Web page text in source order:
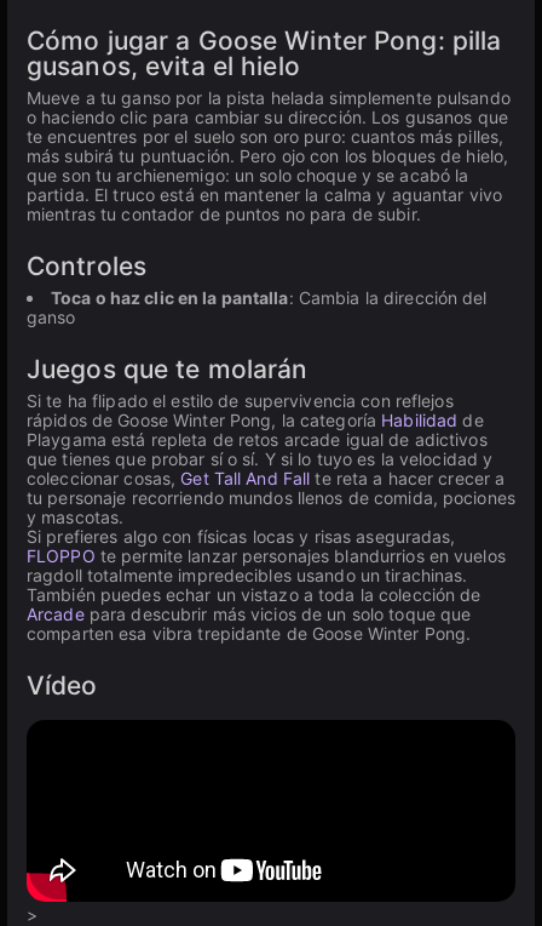
Cómo jugar a Goose Winter Pong: pilla
gusanos, evita el hielo
Mueve a tu ganso por la pista helada simplemente pulsando
o haciendo clic para cambiar su dirección. Los gusanos que
te encuentres por el suelo son oro puro: cuantos más pilles,
más subirá tu puntuación. Pero ojo con los bloques de hielo,
que son tu archienemigo: un solo choque y se acabó la
partida. El truco está en mantener la calma y aguantar vivo
mientras tu contador de puntos no para de subir.
Controles
Toca o haz clic en la pantalla: Cambia la dirección del
ganso
Juegos que te molarán
Si te ha flipado el estilo de supervivencia con reflejos
rápidos de Goose Winter Pong, la categoría Habilidad de
Playgama está repleta de retos arcade igual de adictivos
que tienes que probar sí o sí. Y si lo tuyo es la velocidad y
coleccionar cosas, Get Tall And Fall te reta a hacer crecer a
tu personaje recorriendo mundos llenos de comida, pociones
y mascotas.
Si prefieres algo con físicas locas y risas aseguradas,
FLOPPO te permite lanzar personajes blandurrios en vuelos
ragdoll totalmente impredecibles usando un tirachinas.
También puedes echar un vistazo a toda la colección de
Arcadepara descubrir más vicios de un solo toque que
comparten esa vibra trepidante de Goose Winter Pong.
Vídeo
>